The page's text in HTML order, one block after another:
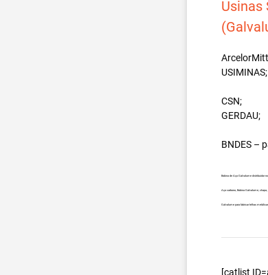
Usinas
USIMINAS;
CSN;
GERDAU;
BNDES –
Bobina de Aço Galvalume distribuidor
Aço carbono, Bobina Galvalume,
Galvalume para fabricar telhas
[catlist